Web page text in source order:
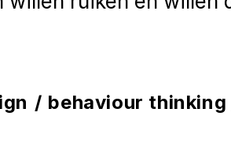
/ behaviour thinking